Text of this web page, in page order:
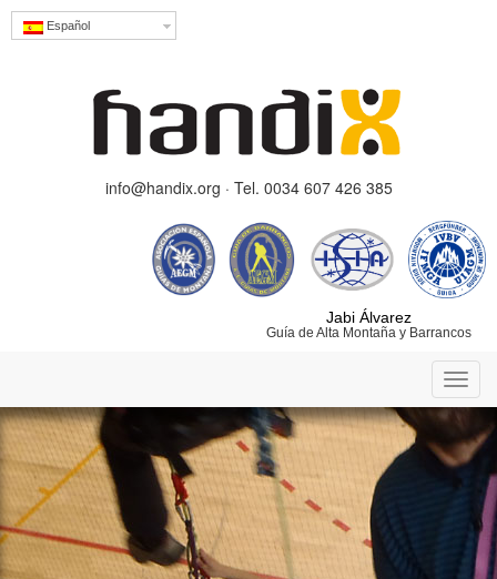
Español
info@handix.org · Tel. 0034 607 426 385
Jabi Álvarez
Guía de Alta Montaña y Barrancos